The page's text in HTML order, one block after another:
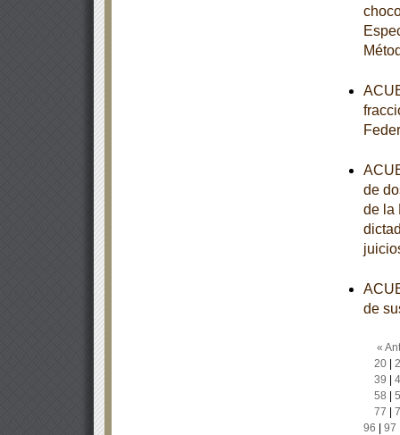
de
de la
de
«
20|
39
58
77
96
97